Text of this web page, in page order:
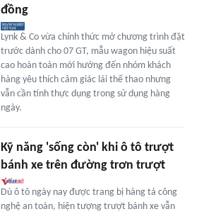
đồng
Lynk & Co vừa chính thức mở chương trình đặt
trước dành cho 07 GT, mẫu wagon hiệu suất
cao hoàn toàn mới hướng đến nhóm khách
hàng yêu thích cảm giác lái thể thao nhưng
vẫn cần tính thực dụng trong sử dụng hàng
ngày.
Kỹ năng 'sống còn' khi ô tô trượt
bánh xe trên đường trơn trượt
Dù ô tô ngày nay được trang bị hàng tá công
nghệ an toàn, hiện tượng trượt bánh xe vẫn